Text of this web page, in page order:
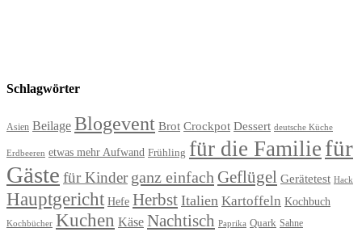
Schlagwörter
Asien Beilage Blogevent Brot Crockpot Dessert deutsche Küche
Erdbeeren etwas mehr Aufwand Frühling für die Familie für
Gäste für Kinder ganz einfach Geflügel Gerätetest Hack
Hauptgericht Hefe Herbst Italien Kartoffeln Kochbuch
Kochbücher Kuchen Käse Nachtisch Paprika Quark Sahne